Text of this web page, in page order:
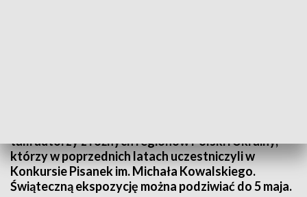
tam autorzy z różnych regionów Polski i Ukrainy,
którzy w poprzednich latach uczestniczyli w
Konkursie Pisanek im. Michała Kowalskiego.
Świąteczną ekspozycję można podziwiać do 5 maja.